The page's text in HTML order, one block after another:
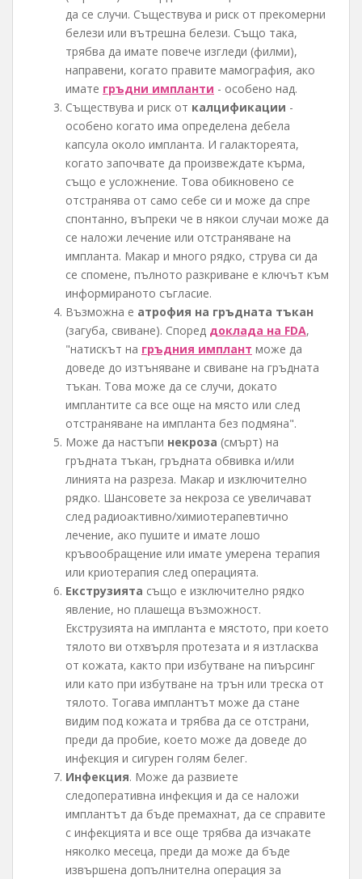
да се случи. Съществува и риск от прекомерни
белези или вътрешна белези. Също така,
трябва да имате повече изгледи (филми),
направени, когато правите мамография, ако
имате гръдни импланти - особено над.
Съществува и риск от калцификации -
особено когато има определена дебела
капсула около импланта. И галактореята,
когато започвате да произвеждате кърма,
също е усложнение. Това обикновено се
отстранява от само себе си и може да спре
спонтанно, въпреки че в някои случаи може да
се наложи лечение или отстраняване на
импланта. Макар и много рядко, струва си да
се спомене, пълното разкриване е ключът към
информираното съгласие.
Възможна е атрофия на гръдната тъкан
(загуба, свиване). Според доклада на FDA,
"натискът на гръдния имплант може да
доведе до изтъняване и свиване на гръдната
тъкан. Това може да се случи, докато
имплантите са все още на място или след
отстраняване на импланта без подмяна".
Може да настъпи некроза (смърт) на
гръдната тъкан, гръдната обвивка и/или
линията на разреза. Макар и изключително
рядко. Шансовете за некроза се увеличават
след радиоактивно/химиотерапевтично
лечение, ако пушите и имате лошо
кръвообращение или имате умерена терапия
или криотерапия след операцията.
Екструзията също е изключително рядко
явление, но плашеща възможност.
Екструзията на импланта е мястото, при което
тялото ви отхвърля протезата и я изтласква
от кожата, както при избутване на пиърсинг
или като при избутване на трън или треска от
тялото. Тогава имплантът може да стане
видим под кожата и трябва да се отстрани,
преди да пробие, което може да доведе до
инфекция и сигурен голям белег.
Инфекция. Може да развиете
следоперативна инфекция и да се наложи
имплантът да бъде премахнат, да се справите
с инфекцията и все още трябва да изчакате
няколко месеца, преди да може да бъде
извършена допълнителна операция за